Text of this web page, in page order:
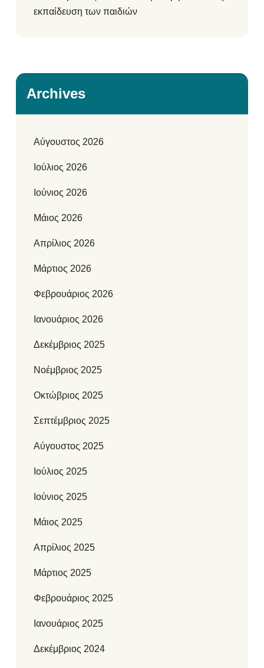
εκπαίδευση των παιδιών
Archives
Αύγουστος 2026
Ιούλιος 2026
Ιούνιος 2026
Μάιος 2026
Απρίλιος 2026
Μάρτιος 2026
Φεβρουάριος 2026
Ιανουάριος 2026
Δεκέμβριος 2025
Νοέμβριος 2025
Οκτώβριος 2025
Σεπτέμβριος 2025
Αύγουστος 2025
Ιούλιος 2025
Ιούνιος 2025
Μάιος 2025
Απρίλιος 2025
Μάρτιος 2025
Φεβρουάριος 2025
Ιανουάριος 2025
Δεκέμβριος 2024